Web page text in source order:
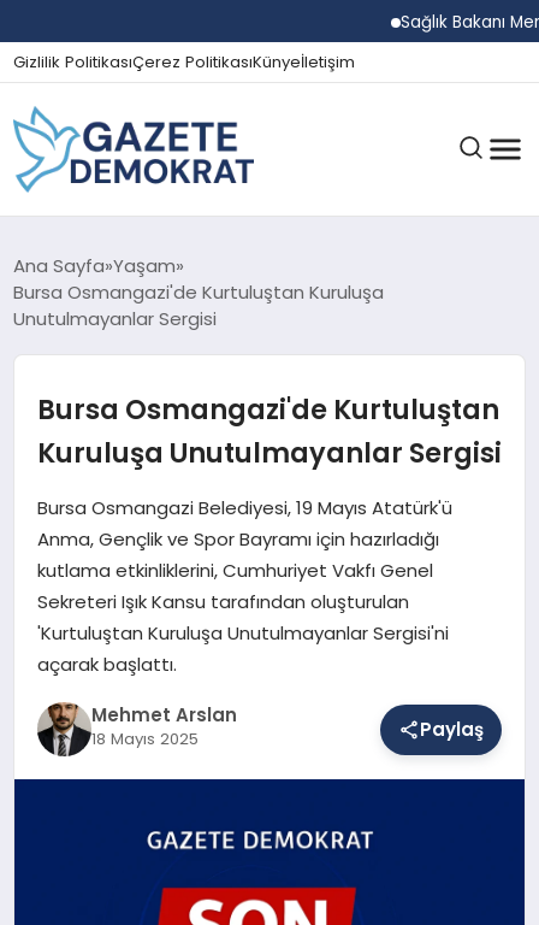
Sağlık Bakanı
Gizlilik PolitikasıÇerez PolitikasıKünyeİletişim
GÜNDEM
EKONOMI
SPOR
MAGAZIN
EĞITIM
Ana Sayfa Yaşam
Bursa Osmangazi'de Kurtuluştan Kuruluşa
Unutulmayanlar Sergisi
Bursa Osmangazi'de Kurtuluştan
Kuruluşa Unutulmayanlar Sergisi
Bursa Osmangazi Belediyesi, 19 Mayıs Atatürk'ü
Anma, Gençlik ve Spor Bayramı için hazırladığı
kutlama etkinliklerini, Cumhuriyet Vakfı Genel
Sekreteri Işık Kansu tarafından oluşturulan
'Kurtuluştan Kuruluşa Unutulmayanlar Sergisi'ni
açarak başlattı.
Mehmet Arslan
18 Mayıs 2025 Paylaş